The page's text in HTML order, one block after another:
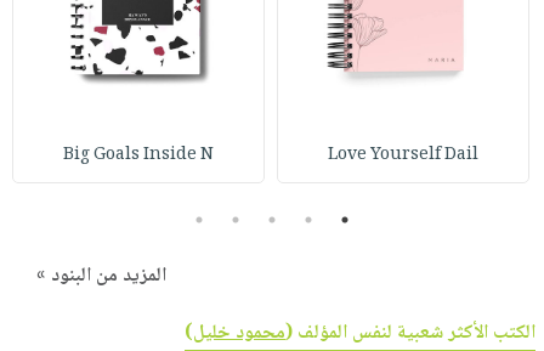
Love Yourself Dail
Big Goals Inside N
1
2
3
4
5
المزيد من البنود »
الكتب الأكثر شعبية لنفس المؤلف (محمود خليل)